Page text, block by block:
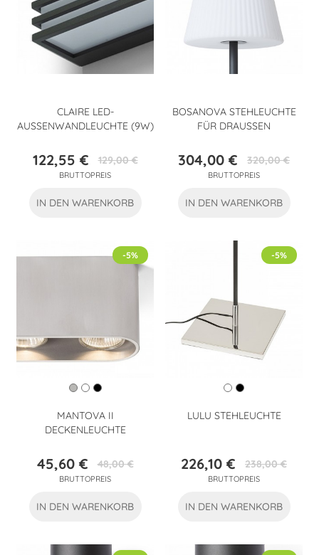
CLAIRE LED-
AUSSENWANDLEUCHTE (9W)
Preis
122,55 €Verkaufspreis
129,00 €
BRUTTOPREIS
IN DEN WARENKORB
BOSANOVA STEHLEUCHTE
FÜR DRAUSSEN
Preis
304,00 €Verkaufspreis
320,00 €
BRUTTOPREIS
IN DEN WARENKORB
MANTOVA II
DECKENLEUCHTE
Preis
45,60 €Verkaufspreis
48,00 €
BRUTTOPREIS
-5%
IN DEN WARENKORB
LULU STEHLEUCHTE
Preis
226,10 €Verkaufspreis
238,00 €
BRUTTOPREIS
-5%
IN DEN WARENKORB